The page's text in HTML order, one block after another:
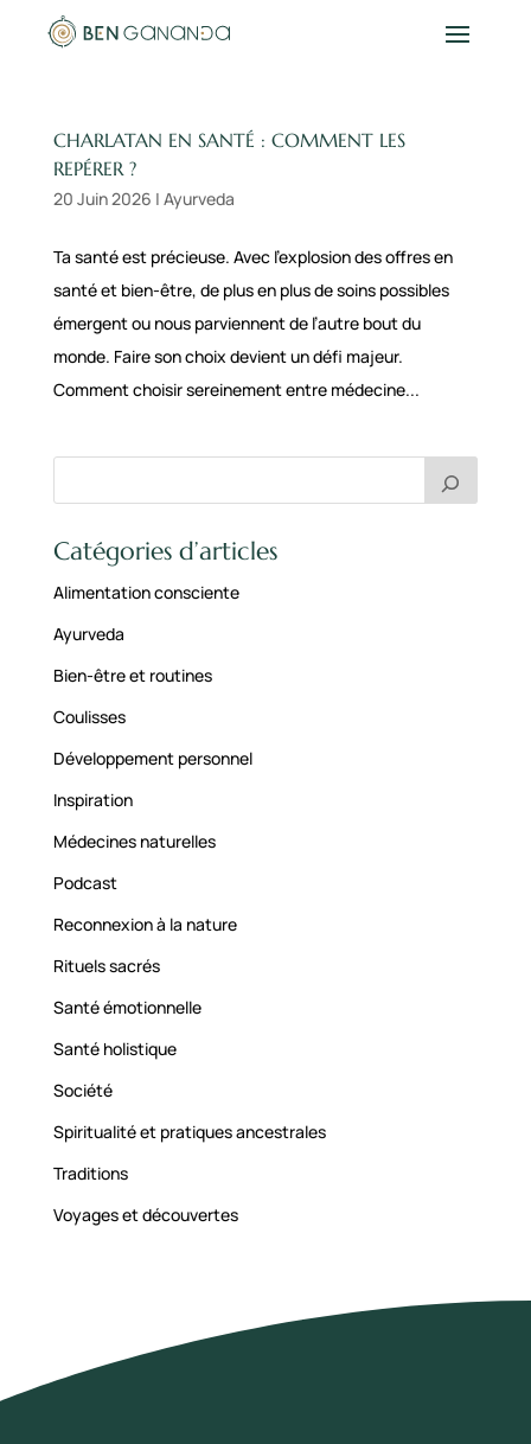
CHARLATAN EN SANTÉ : COMMENT LES
REPÉRER ?
20 Juin 2026 | Ayurveda
Ta santé est précieuse. Avec l’explosion des offres en
santé et bien-être, de plus en plus de soins possibles
émergent ou nous parviennent de l’autre bout du
monde. Faire son choix devient un défi majeur.
Comment choisir sereinement entre médecine...
Catégories d’articles
Alimentation consciente
Ayurveda
Bien-être et routines
Coulisses
Développement personnel
Inspiration
Médecines naturelles
Podcast
Reconnexion à la nature
Rituels sacrés
Santé émotionnelle
Santé holistique
Société
Spiritualité et pratiques ancestrales
Traditions
Voyages et découvertes